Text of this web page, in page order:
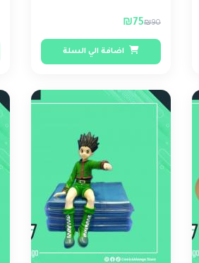
₪90
₪75
اضافة الي السلة